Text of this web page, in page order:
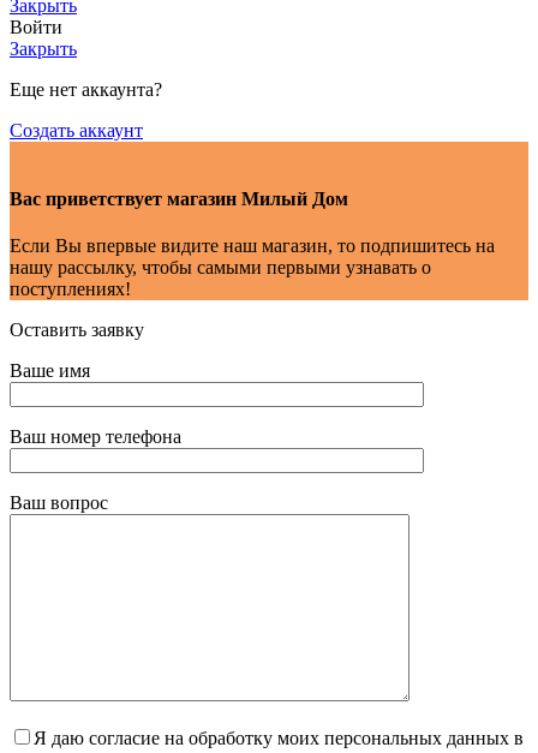
Закрыть
Войти
Закрыть
Еще нет аккаунта?
Создать аккаунт
Вас приветствует магазин Милый Дом
Если Вы впервые видите наш магазин, то подпишитесь на
нашу рассылку, чтобы самыми первыми узнавать о
поступлениях!
Оставить заявку
Ваше имя
Ваш номер телефона
Ваш вопрос
Я даю согласие на обработку моих персональных данных в